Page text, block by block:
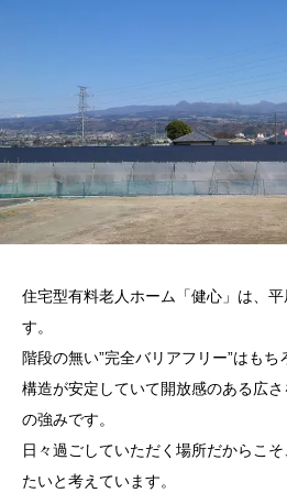
住宅型有料老人ホーム「健心」は、
す。
階段の無い”完全バリアフリー”はもち
構造が安定していて開放感のある広
の強みです。
日々過ごしていただく場所だからこ
たいと考えています。